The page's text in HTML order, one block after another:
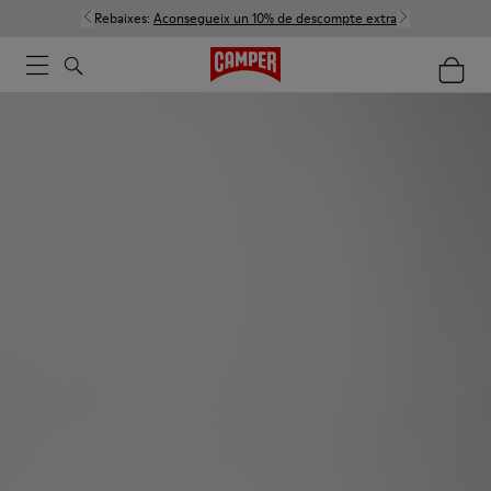
Rebaixes: Aconsegueix un 10% de descompte extra